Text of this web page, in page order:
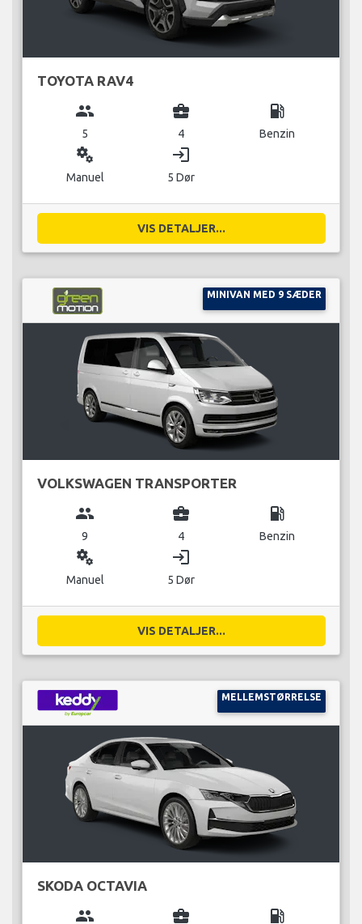
TOYOTA RAV4
group
5
business_center
4
local_gas_station
Benzin
miscellaneous_services
Manuel
login
5 Dør
VIS DETALJER...
MINIVAN MED 9 SÆDER
VOLKSWAGEN TRANSPORTER
group
9
business_center
4
local_gas_station
Benzin
miscellaneous_services
Manuel
login
5 Dør
VIS DETALJER...
MELLEMSTØRRELSE
SKODA OCTAVIA
group business_center local_gas_station